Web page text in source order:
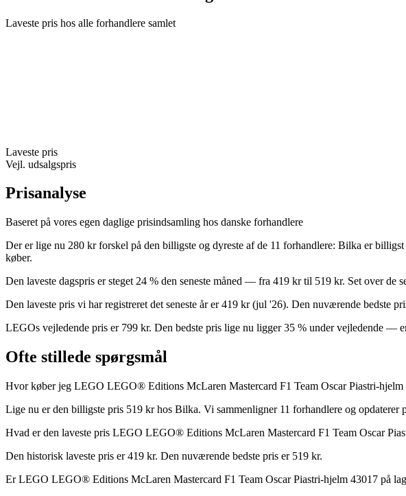
Laveste pris hos alle forhandlere samlet
Laveste pris
Vejl. udsalgspris
Prisanalyse
Baseret på vores egen daglige prisindsamling hos danske forhandlere
Der er lige nu 280 kr forskel på den billigste og dyreste af de 11 forhandlere: Bilka er
køber.
Den laveste dagspris er steget 24 % den seneste måned — fra 419 kr til 519 kr. Set over de
Den laveste pris vi har registreret det seneste år er 419 kr (jul '26). Den nuværende bedste
LEGOs vejledende pris er 799 kr. Den bedste pris lige nu ligger 35 % under vejledende —
Ofte stillede spørgsmål
Hvor køber jeg LEGO LEGO® Editions McLaren Mastercard F1 Team Oscar Piastri-hjelm
Lige nu er den billigste pris 519 kr hos Bilka. Vi sammenligner 11 forhandlere og opdaterer
Hvad er den laveste pris LEGO LEGO® Editions McLaren Mastercard F1 Team Oscar
Den historisk laveste pris er 419 kr. Den nuværende bedste pris er 519 kr.
Er LEGO LEGO® Editions McLaren Mastercard F1 Team Oscar Piastri-hjelm 43017 på